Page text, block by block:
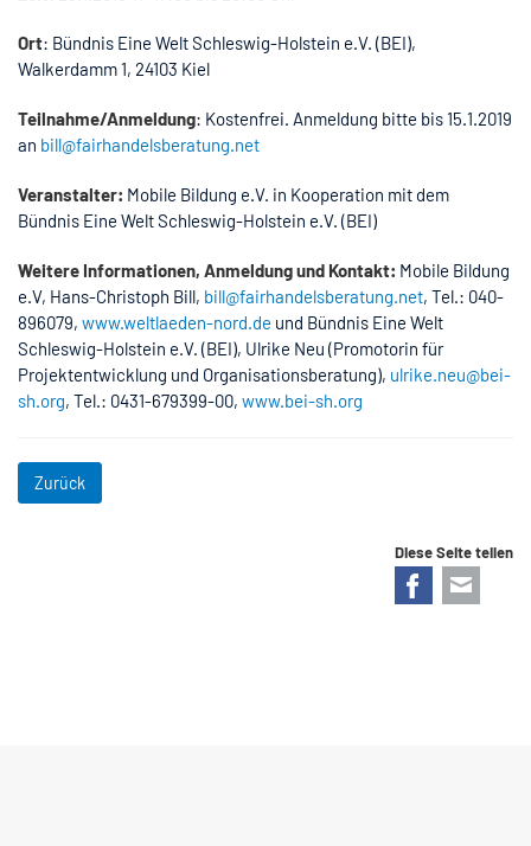
Ort: Bündnis Eine Welt Schleswig-Holstein e.V. (BEI),
Walkerdamm 1, 24103 Kiel
Teilnahme/Anmeldung: Kostenfrei. Anmeldung bitte bis 15.1.2019
an bill@fairhandelsberatung.net
Veranstalter: Mobile Bildung e.V. in Kooperation mit dem
Bündnis Eine Welt Schleswig-Holstein e.V. (BEI)
Weitere Informationen, Anmeldung und Kontakt: Mobile Bildung
e.V, Hans-Christoph Bill, bill@fairhandelsberatung.net, Tel.: 040-
896079, www.weltlaeden-nord.de und Bündnis Eine Welt
Schleswig-Holstein e.V. (BEI), Ulrike Neu (Promotorin für
Projektentwicklung und Organisationsberatung), ulrike.neu@bei-
sh.org, Tel.: 0431-679399-00, www.bei-sh.org
Zurück
Diese Seite teilen
Facebook